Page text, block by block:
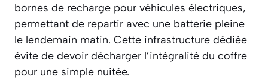
bornes de recharge pour véhicules électriques,
permettant de repartir avec une batterie pleine
le lendemain matin. Cette infrastructure dédiée
évite de devoir décharger l’intégralité du coffre
pour une simple nuitée.